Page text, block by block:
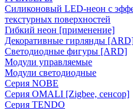
Силиконовый LED-неон с
текстурных поверхностей
Гибкий неон [применение]
Декоративные гирлянды
Светодиодные фигуры [ARD]
Модули управляемые
Модули светодиодные
Серия NOBE
Серия OMALI [Zigbee, сенсор]
Серия TENDO